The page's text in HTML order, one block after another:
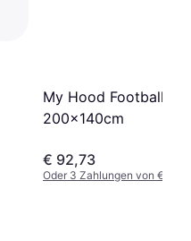
My Hood Football
200x140cm
€ 92,73
Oder 3 Zahlungen von €